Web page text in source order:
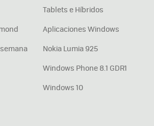
Tablets e Híbridos
Aplicaciones Windows
Nokia Lumia 925
Windows Phone 8.1 GDR1
Windows 10